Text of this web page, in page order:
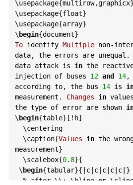
\usepackage{multirow,graphicx}
\usepackage{float}
\usepackage{array}
\ begin{document
To identify Multiple non-
data, the errors are unequal .
data attack is in the
injection of buses 12 and 14,
according to, the bus 14 is
measurement . Changes in values
the type of error are shown
\ begin{table}[! h]
  \
centering
  \
caption{Values in the
measurement}
  \
scalebox{0. 8}{
\ begin{tabular}{| c| c| c| c| c|}
  %
after \\ : \ hline or \